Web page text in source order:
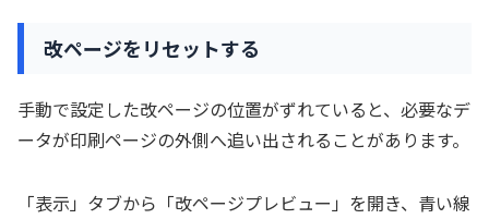
改ページをリセットする
手動で設定した改ページの位置がずれていると、必要なデ
ータが印刷ページの外側へ追い出されることがあります。
「表示」タブから「改ページプレビュー」を開き、青い線